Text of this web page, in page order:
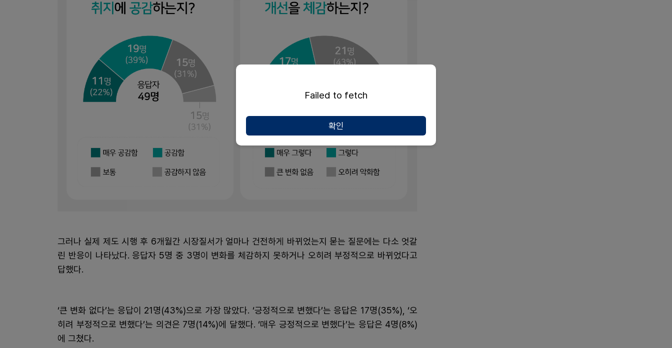
그러나 실제 제도 시행 후 6개월간 시장질서가 얼마나 건전하게 바뀌었는지 묻는 질문에는 다소 엇갈
린 반응이 나타났다. 응답자 5명 중 3명이 변화를 체감하지 못하거나 오히려 부정적으로 바뀌었다고
답했다.
‘큰 변화 없다’는 응답이 21명(43%)으로 가장 많았다. ‘긍정적으로 변했다’는 응답은 17명(35%), ‘오
히려 부정적으로 변했다’는 의견은 7명(14%)에 달했다. ‘매우 긍정적으로 변했다’는 응답은 4명(8%)
에 그쳤다.
Failed to fetch
확인